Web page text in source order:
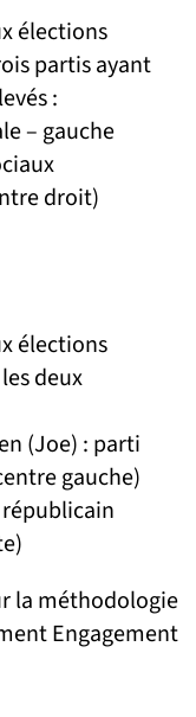
élections
partis ayant
:
– gauche
droit)
élections
deux
(Joe) : parti
gauche)
la méthodologie
Engagement